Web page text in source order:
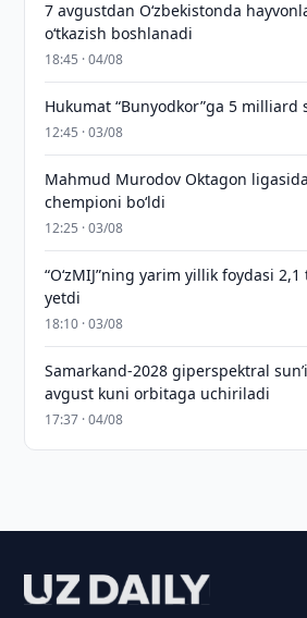
7 avgustdan O‘zbekistonda
o‘tkazish boshlanadi
18:45 · 04/08
Hukumat “Bunyodkor”ga 5 milliard
12:45 · 03/08
Mahmud Murodov Oktagon
chempioni bo‘ldi
12:25 · 03/08
“O‘zMIJ”ning yarim yillik foydasi
yetdi
18:10 · 03/08
Samarkand-2028 giperspektral
avgust kuni orbitaga uchiriladi
17:37 · 04/08